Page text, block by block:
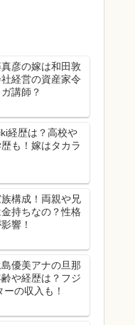
真彦の嫁は和田敦
経営の資産家令
講師？
経歴は？高校や
も！嫁はタカラ
構成！両親や兄
持ちなの？性格
響！
島優美アナの旦那
や経歴は？フジ
の収入も！